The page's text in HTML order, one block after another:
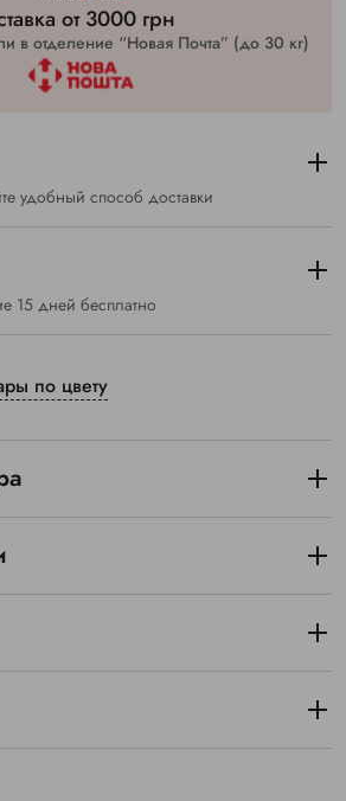
от 3000 грн
в отделение “Новая Почта” (до 30 кг)
удобный способ доставки
15 дней бесплатно
по цвету